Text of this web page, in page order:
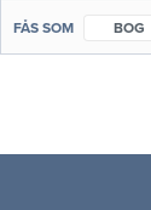
FÅS SOM BOG